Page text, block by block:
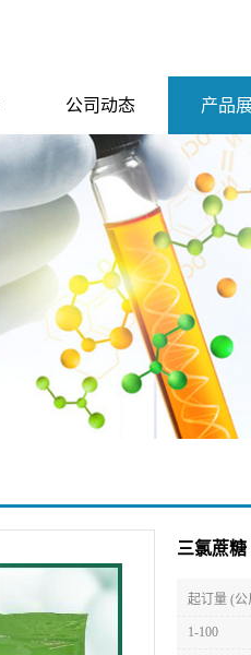
公司动态 产品
三氯蔗
起订量 (公
1-100